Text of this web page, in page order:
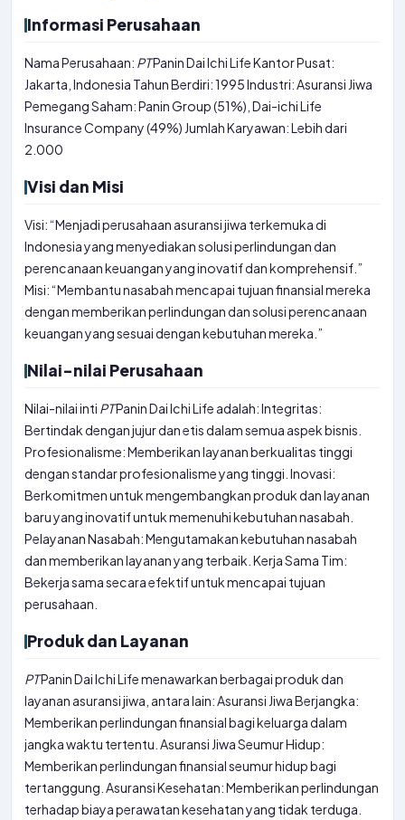
Informasi Perusahaan
Nama Perusahaan: PTPanin Dai Ichi Life Kantor Pusat:
Jakarta, Indonesia Tahun Berdiri: 1995 Industri: Asuransi Jiwa
Pemegang Saham: Panin Group (51%), Dai-ichi Life
Insurance Company (49%) Jumlah Karyawan: Lebih dari
2.000
Visi dan Misi
Visi: “Menjadi perusahaan asuransi jiwa terkemuka di
Indonesia yang menyediakan solusi perlindungan dan
perencanaan keuangan yang inovatif dan komprehensif.”
Misi: “Membantu nasabah mencapai tujuan finansial mereka
dengan memberikan perlindungan dan solusi perencanaan
keuangan yang sesuai dengan kebutuhan mereka.”
Nilai-nilai Perusahaan
Nilai-nilai inti PTPanin Dai Ichi Life adalah: Integritas:
Bertindak dengan jujur dan etis dalam semua aspek bisnis.
Profesionalisme: Memberikan layanan berkualitas tinggi
dengan standar profesionalisme yang tinggi. Inovasi:
Berkomitmen untuk mengembangkan produk dan layanan
baru yang inovatif untuk memenuhi kebutuhan nasabah.
Pelayanan Nasabah: Mengutamakan kebutuhan nasabah
dan memberikan layanan yang terbaik. Kerja Sama Tim:
Bekerja sama secara efektif untuk mencapai tujuan
perusahaan.
Produk dan Layanan
PTPanin Dai Ichi Life menawarkan berbagai produk dan
layanan asuransi jiwa, antara lain: Asuransi Jiwa Berjangka:
Memberikan perlindungan finansial bagi keluarga dalam
jangka waktu tertentu. Asuransi Jiwa Seumur Hidup:
Memberikan perlindungan finansial seumur hidup bagi
tertanggung. Asuransi Kesehatan: Memberikan perlindungan
terhadap biaya perawatan kesehatan yang tidak terduga.